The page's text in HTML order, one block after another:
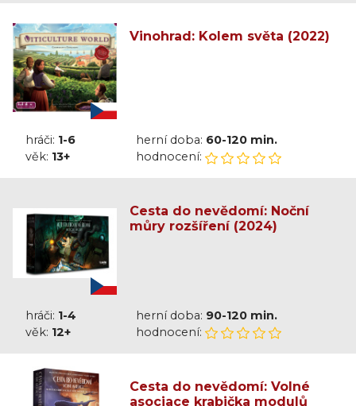
Vinohrad: Kolem světa (2022)
hráči: 1-6 herní doba: 60-120 min.
věk: 13+ hodnocení:
Cesta do nevědomí: Noční
můry rozšíření (2024)
hráči: 1-4 herní doba: 90-120 min.
věk: 12+ hodnocení:
Cesta do nevědomí: Volné
asociace krabička modulů